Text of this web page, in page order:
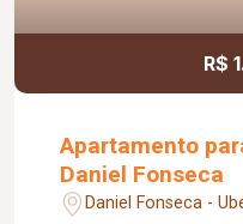
R$
Apartamento
Daniel Fonseca
Daniel Fonseca -